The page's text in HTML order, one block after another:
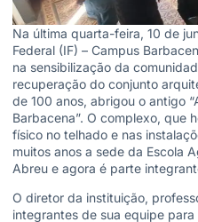
Na última quarta-feira, 10 de
Federal (IF) – Campus
na sensibilização da
recuperação do conjunto
de 100 anos, abrigou o antigo
Barbacena”. O complexo, que
físico no telhado e nas
muitos anos a sede da Escola
Abreu e agora é parte
O diretor da instituição,
integrantes de sua equipe